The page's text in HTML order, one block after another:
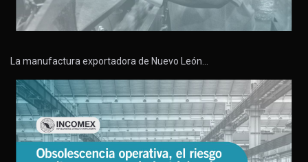
La manufactura exportadora de Nuevo León…